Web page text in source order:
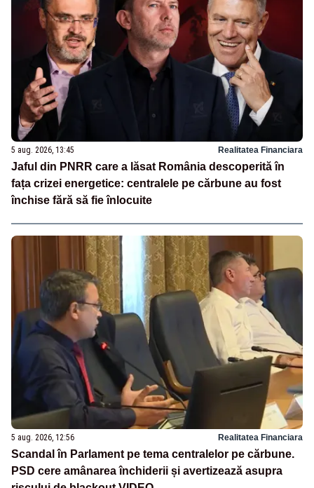
5 aug. 2026, 13:45 Realitatea Financiara
Jaful din PNRR care a lăsat România descoperită în
fața crizei energetice: centralele pe cărbune au fost
închise fără să fie înlocuite
5 aug. 2026, 12:56 Realitatea Financiara
Scandal în Parlament pe tema centralelor pe cărbune.
PSD cere amânarea închiderii și avertizează asupra